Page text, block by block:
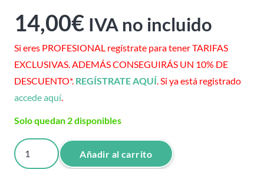
14,00€ IVA no incluido
Si eres PROFESIONAL regístrate para tener TARIFAS
EXCLUSIVAS. ADEMÁS CONSEGUIRÁS UN 10% DE
DESCUENTO*. REGÍSTRATE AQUÍ. Si ya está registrado
accede aquí.
Solo quedan 2 disponibles
CABEZAL
REPUESTO
Añadir al carrito